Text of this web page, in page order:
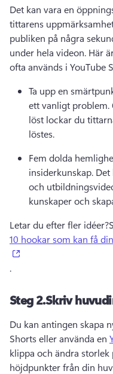
Det kan vara en
tittarens
publiken på några
under hela videon. Här
ofta används i YouTube
Ta upp en
ett vanligt problem.
löst lockar du
löstes.
Fem dolda
insiderkunskap.
och
kunskaper och
Letar du efter fler idéer?
10 hookar som kan få
.
Steg 2.Skriv
Du kan antingen skapa
Shorts eller använda en
klippa och ändra storlek
höjdpunkter från din